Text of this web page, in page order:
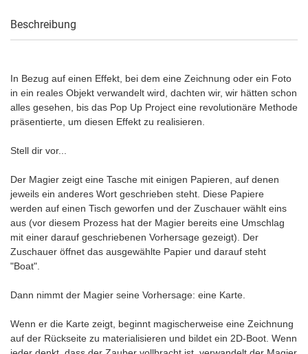
Beschreibung
In Bezug auf einen Effekt, bei dem eine Zeichnung oder ein Foto
in ein reales Objekt verwandelt wird, dachten wir, wir hätten schon
alles gesehen, bis das Pop Up Project eine revolutionäre Methode
präsentierte, um diesen Effekt zu realisieren.
Stell dir vor...
Der Magier zeigt eine Tasche mit einigen Papieren, auf denen
jeweils ein anderes Wort geschrieben steht. Diese Papiere
werden auf einen Tisch geworfen und der Zuschauer wählt eins
aus (vor diesem Prozess hat der Magier bereits eine Umschlag
mit einer darauf geschriebenen Vorhersage gezeigt). Der
Zuschauer öffnet das ausgewählte Papier und darauf steht
"Boat".
Dann nimmt der Magier seine Vorhersage: eine Karte.
Wenn er die Karte zeigt, beginnt magischerweise eine Zeichnung
auf der Rückseite zu materialisieren und bildet ein 2D-Boot. Wenn